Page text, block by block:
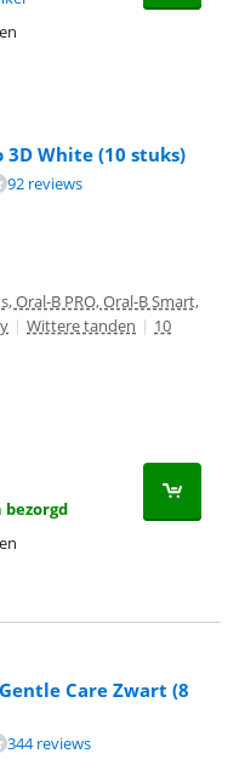
3D White (10 stuks)
92 reviews.
92 reviews
Oral-B PRO, Oral-B Smart,
| Wittere tanden | 10
bezorgd
Care Zwart (8
344 reviews.
344 reviews